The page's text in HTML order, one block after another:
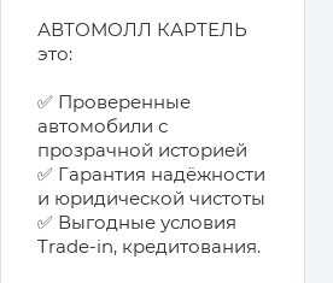
АВТОМОЛЛ КАРТЕЛЬ
это:
✅ Проверенные
автомобили с
прозрачной историей
✅ Гарантия надёжности
и юридической чистоты
✅ Выгодные условия
Trade-in, кредитования.